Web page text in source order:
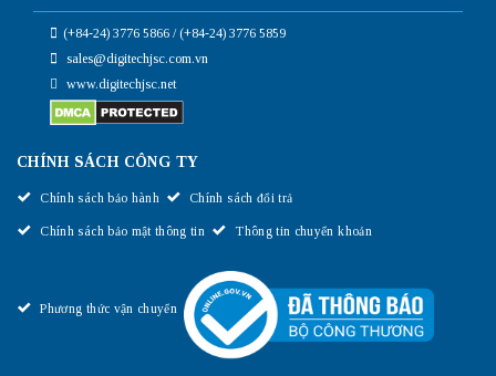
(+84-24) 3776 5866 / (+84-24) 3776 5859
sales@digitechjsc.com.vn
www.digitechjsc.net
CHÍNH SÁCH CÔNG TY
Chính sách bảo hành Chính sách đổi trả
Chính sách bảo mật thông tin Thông tin chuyển khoản
Phương thức vận chuyển